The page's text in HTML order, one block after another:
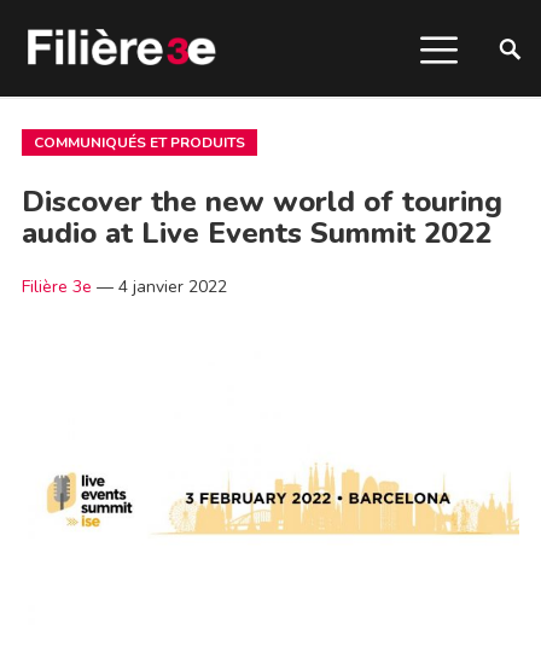
COMMUNIQUÉS ET PRODUITS
Discover the new world of touring
audio at Live Events Summit 2022
Filière 3e — 4 janvier 2022